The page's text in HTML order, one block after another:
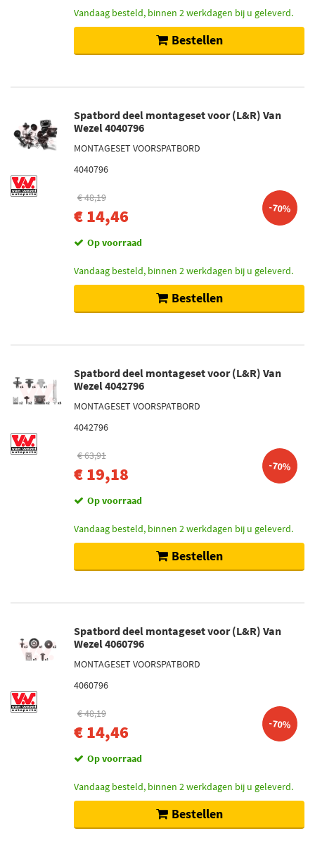
Vandaag besteld, binnen 2 werkdagen bij u geleverd.
Bestellen
Spatbord deel montageset voor (L&R) Van
Wezel 4040796
MONTAGESET VOORSPATBORD
4040796
€ 48,19
€ 14,46 -70%
Op voorraad
Vandaag besteld, binnen 2 werkdagen bij u geleverd.
Bestellen
Spatbord deel montageset voor (L&R) Van
Wezel 4042796
MONTAGESET VOORSPATBORD
4042796
€ 63,91
€ 19,18 -70%
Op voorraad
Vandaag besteld, binnen 2 werkdagen bij u geleverd.
Bestellen
Spatbord deel montageset voor (L&R) Van
Wezel 4060796
MONTAGESET VOORSPATBORD
4060796
€ 48,19
€ 14,46 -70%
Op voorraad
Vandaag besteld, binnen 2 werkdagen bij u geleverd.
Bestellen